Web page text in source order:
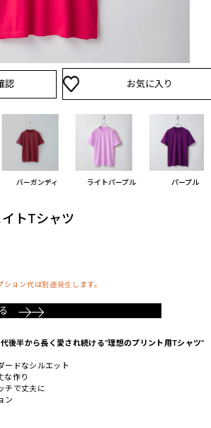
認 お気に入り
バーガンディ ライトパープル パープル
トTシャツ
ョン代は別途発生します。
後半から長く愛され続ける”理想のプリント用Tシャツ”
ードなシルエット
な作り
チで丈夫に
ン